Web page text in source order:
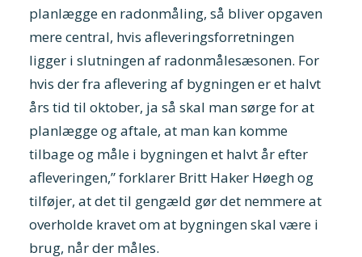
planlægge en radonmåling, så bliver opgaven
mere central, hvis afleveringsforretningen
ligger i slutningen af radonmålesæsonen. For
hvis der fra aflevering af bygningen er et halvt
års tid til oktober, ja så skal man sørge for at
planlægge og aftale, at man kan komme
tilbage og måle i bygningen et halvt år efter
afleveringen,” forklarer Britt Haker Høegh og
tilføjer, at det til gengæld gør det nemmere at
overholde kravet om at bygningen skal være i
brug, når der måles.